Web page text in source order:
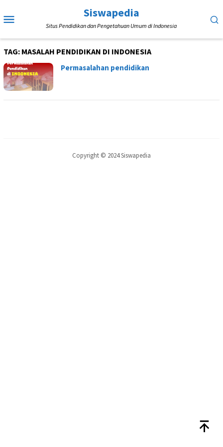
ke
Mobile
Siswapedia
Situs Pendidikan dan Pengetahuan Umum di Indonesia
TAG: MASALAH PENDIDIKAN DI INDONESIA
Permasalahan pendidikan
Copyright © 2024 Siswapedia